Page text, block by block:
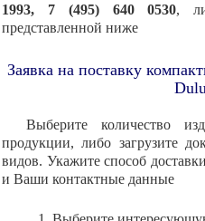
1993, 7 (495) 640 0530,
представленной ниже
Заявка на поставку
Выберите количество
продукции, либо загрузите
видов. Укажите способ
и Ваши контактные данные